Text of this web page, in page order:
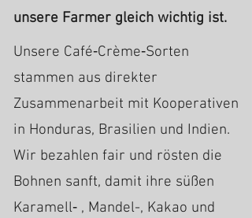
unsere Farmer gleich wichtig ist.
Unsere Café‑Crème‑Sorten
stammen aus direkter
Zusammenarbeit mit Kooperativen
in Honduras, Brasilien und Indien.
Wir bezahlen fair und rösten die
Bohnen sanft, damit ihre süßen
Karamell‑ , Mandel-, Kakao und